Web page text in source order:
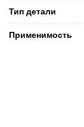
Тип детали
Применимость